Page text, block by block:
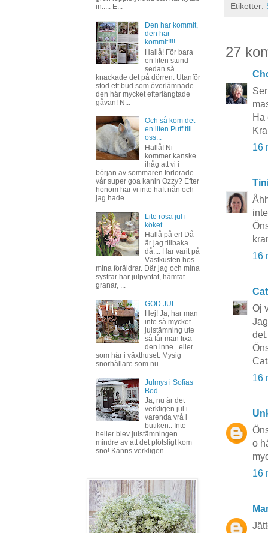
Etiketter:
27
Ha
16
16
Oj
det.
16
o
16
in..... E...
Den har kommit,
den har
kommit!!!!
Hallå! För bara
en liten stund
sedan så
knackade det på dörren. Utanför
stod ett bud som överlämnade
den här mycket efterlängtade
gåvan! N...
Och så kom det
en liten Puff till
oss...
Hallå! Ni
kommer kanske
ihåg att vi i
början av sommaren förlorade
vår super goa kanin Ozzy? Efter
honom har vi inte haft nån och
jag hade...
Lite rosa jul i
köket......
Hallå på er! Då
är jag tillbaka
då.... Har varit på
Västkusten hos
mina föräldrar. Där jag och mina
systrar har julpyntat, hämtat
granar, ...
GOD JUL....
Hej! Ja, har man
inte så mycket
julstämning ute
så får man fixa
den inne...eller
som här i växthuset. Mysig
snörhållare som nu ...
Julmys i Sofias
Bod...
Ja, nu är det
verkligen jul i
varenda vrå i
butiken.. Inte
heller blev julstämningen
mindre av att det plötsligt kom
snö! Känns verkligen ...